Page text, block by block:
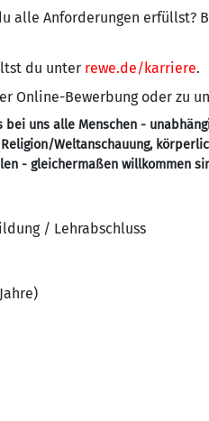
alle Anforderungen
du unter rewe.de/karriere.
Online-Bewerbung oder zu
uns alle Menschen -
Weltanschauung,
- gleichermaßen willkommen
/ Lehrabschluss